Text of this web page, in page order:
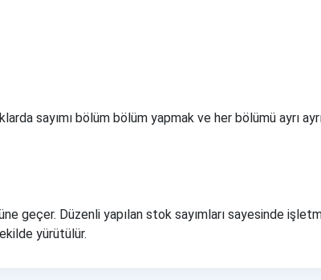
sayımı bölüm bölüm yapmak ve her bölümü ayrı
geçer. Düzenli yapılan stok sayımları sayesinde
yürütülür.